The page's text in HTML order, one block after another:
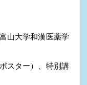
山大学和漢医薬学
スター）、特別講